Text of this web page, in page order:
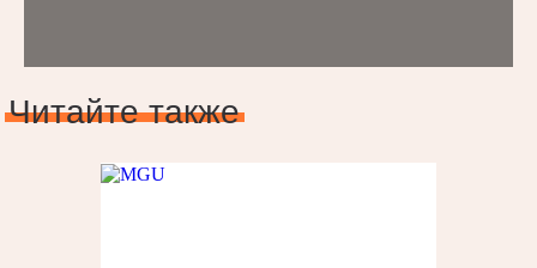
Читайте также